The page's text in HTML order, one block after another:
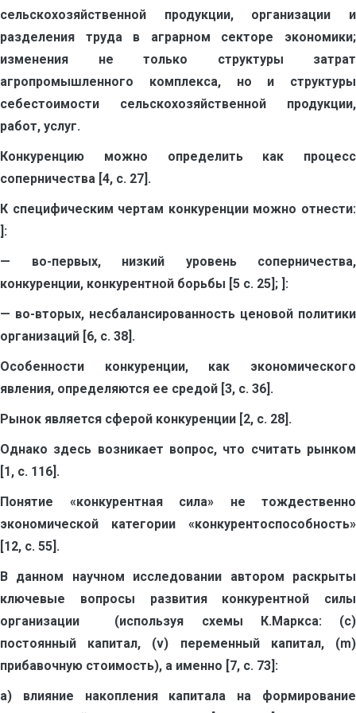
сельскохозяйственной продукции, организации и
разделения труда в аграрном секторе экономики;
изменения не только структуры затрат
агропромышленного комплекса, но и структуры
себестоимости сельскохозяйственной продукции,
работ, услуг.
Конкуренцию можно определить как процесс
соперничества [4, с. 27].
К специфическим чертам конкуренции можно отнести:
]:
— во-первых, низкий уровень соперничества,
конкуренции, конкурентной борьбы [5 с. 25]; ]:
— во-вторых, несбалансированность ценовой политики
организаций [6, с. 38].
Особенности конкуренции, как экономического
явления, определяются ее средой [3, с. 36].
Рынок является сферой конкуренции [2, с. 28].
Однако здесь возникает вопрос, что считать рынком
[1, с. 116].
Понятие «конкурентная сила» не тождественно
экономической категории «конкурентоспособность»
[12, с. 55].
В данном научном исследовании автором раскрыты
ключевые вопросы развития конкурентной силы
организации (используя схемы К.Маркса: (с)
постоянный капитал, (v) переменный капитал, (m)
прибавочную стоимость), а именно [7, с. 73]:
а) влияние накопления капитала на формирование